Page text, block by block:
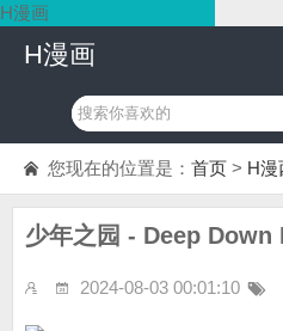
H漫画
H漫画
您现在的位置是： 首页 > H漫
少年之园 - Deep
2024-08-03 00:01:10